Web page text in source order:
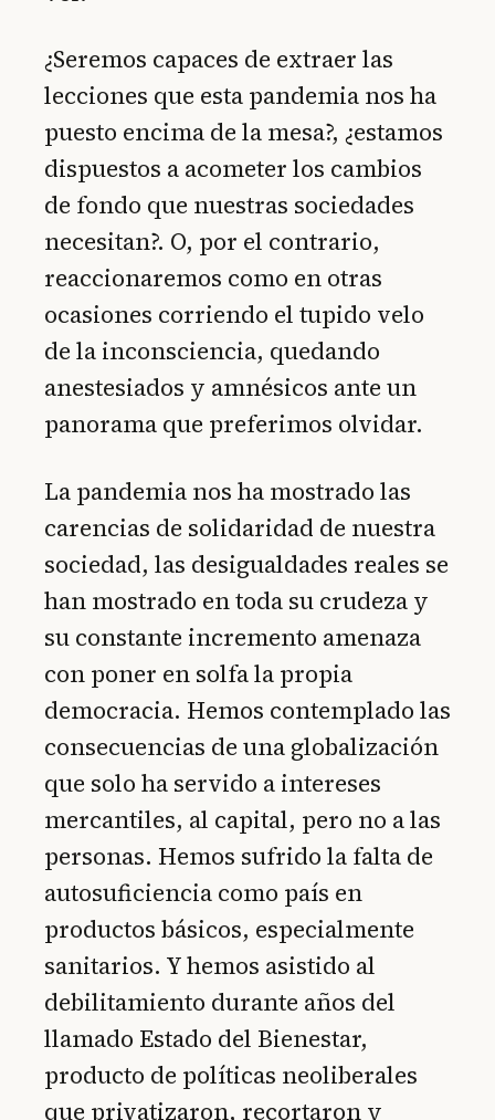
¿Seremos capaces de extraer las
lecciones que esta pandemia nos ha
puesto encima de la mesa?, ¿estamos
dispuestos a acometer los cambios
de fondo que nuestras sociedades
necesitan?. O, por el contrario,
reaccionaremos como en otras
ocasiones corriendo el tupido velo
de la inconsciencia, quedando
anestesiados y amnésicos ante un
panorama que preferimos olvidar.
La pandemia nos ha mostrado las
carencias de solidaridad de nuestra
sociedad, las desigualdades reales se
han mostrado en toda su crudeza y
su constante incremento amenaza
con poner en solfa la propia
democracia. Hemos contemplado las
consecuencias de una globalización
que solo ha servido a intereses
mercantiles, al capital, pero no a las
personas. Hemos sufrido la falta de
autosuficiencia como país en
productos básicos, especialmente
sanitarios. Y hemos asistido al
debilitamiento durante años del
llamado Estado del Bienestar,
producto de políticas neoliberales
que privatizaron, recortaron y